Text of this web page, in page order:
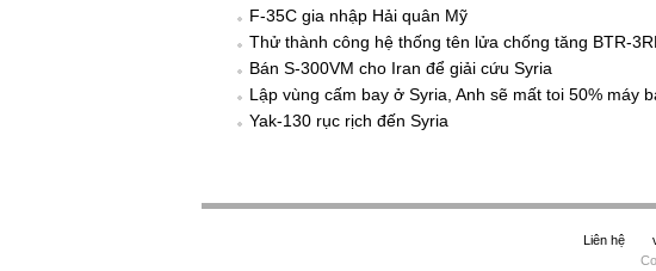
F-35C gia nhập Hải quân Mỹ
Thử thành công hệ thống tên lửa chống tăng BTR-
Bán S-300VM cho Iran để giải cứu Syria
Lập vùng cấm bay ở Syria, Anh sẽ mất toi 50% máy
Yak-130 rục rịch đến Syria
Liên hệ